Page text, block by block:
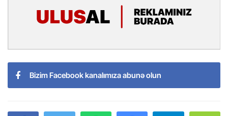
Bizim Facebook kanalımıza abunə olun